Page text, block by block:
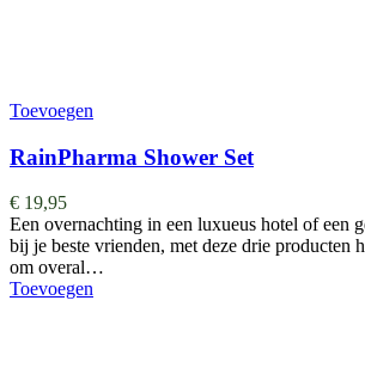
Toevoegen
RainPharma Shower Set
€ 19,95
Een overnachting in een luxueus hotel of een
bij je beste vrienden, met deze drie producten
om overal…
Toevoegen